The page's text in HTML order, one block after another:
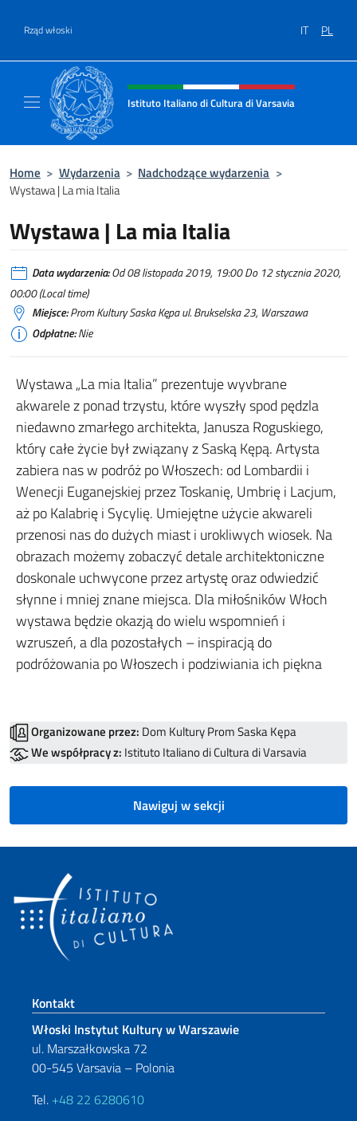
Rząd włoski IT PL
Header, social and menu of site
Istituto Italiano di Cultura di Varsavia
Home > Wydarzenia > Nadchodzące wydarzenia >
Wystawa | La mia Italia
Wystawa | La mia Italia
Data wydarzenia:Od 08 listopada 2019, 19:00 Do 12 stycznia 2020,
00:00 (Local time)
Miejsce:Prom Kultury Saska Kępa ul. Brukselska 23, Warszawa
Odpłatne:Nie
Wystawa „La mia Italia” prezentuje wyvbrane
akwarele z ponad trzystu, które wyszły spod pędzla
niedawno zmarłego architekta, Janusza Roguskiego,
który całe życie był związany z Saską Kępą. Artysta
zabiera nas w podróż po Włoszech: od Lombardii i
Wenecji Euganejskiej przez Toskanię, Umbrię i Lacjum,
aż po Kalabrię i Sycylię. Umiejętne użycie akwareli
przenosi nas do dużych miast i urokliwych wiosek. Na
obrazach możemy zobaczyć detale architektoniczne
doskonale uchwycone przez artystę oraz odwiedzić
słynne i mniej znane miejsca. Dla miłośników Włoch
wystawa będzie okazją do wielu wspomnień i
wzruszeń, a dla pozostałych – inspiracją do
podróżowania po Włoszech i podziwiania ich piękna
Organizowane przez: Dom Kultury Prom Saska Kępa
We współpracy z: Istituto Italiano di Cultura di Varsavia
Nawiguj w sekcji
Footer section
Kontakt
Włoski Instytut Kultury w Warszawie
ul. Marszałkowska 72
00-545 Varsavia – Polonia
Tel. +48 22 6280610